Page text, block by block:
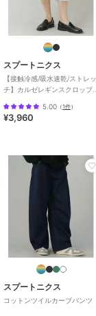
原産国
スプートニクス
【接触冷感/吸水速乾/ストレッ
チ】カルゼレギンスクロップ
5.00 （1件）
¥3,960
スプートニクス
コットンツイルカーブパンツ